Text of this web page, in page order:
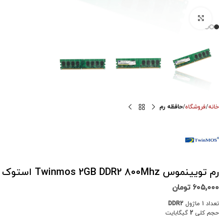
خانه فروشگاه حافظه رم
رم تویینموس Twinmos 2GB DDR2 800Mhz استوک
۶۰۵,۰۰۰ تومان
تعداد 1 ماژول
DDR2
حجم کلی 2 گیگابایت